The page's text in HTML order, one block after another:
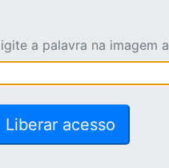
a palavra na imagem